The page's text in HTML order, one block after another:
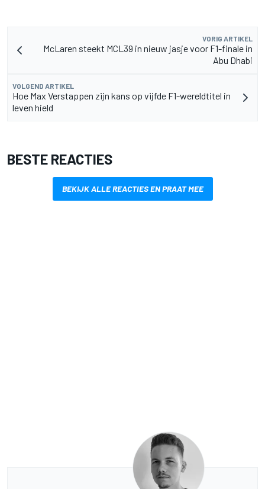
VORIG ARTIKEL
McLaren steekt MCL39 in nieuw jasje voor F1-finale in
Abu Dhabi
VOLGEND ARTIKEL
Hoe Max Verstappen zijn kans op vijfde F1-wereldtitel in
leven hield
BESTE REACTIES
BEKIJK ALLE REACTIES EN PRAAT MEE